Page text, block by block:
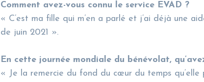
Comment avez-vous connu le service EVAD ?
« C’est ma fille qui m’en a parlé et j’ai déjà une
de juin 2021 ».
En cette journée mondiale du bénévolat,
« Je la remercie du fond du cœur du temps